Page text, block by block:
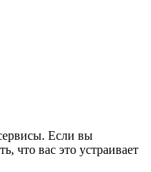
Если вы
что вас это устраивает